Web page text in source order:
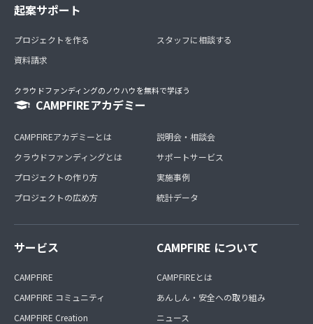
起案サポート
プロジェクトを作る
資料請求
スタッフに相談する
クラウドファンディングのノウハウを無料で学ぼう
CAMPFIREアカデミー
CAMPFIREアカデミーとは
クラウドファンディングとは
プロジェクトの作り方
プロジェクトの広め方
説明会・相談会
サポートサービス
実施事例
統計データ
サービス
CAMPFIRE
CAMPFIRE コミュニティ
CAMPFIRE Creation
CAMPFIRE について
CAMPFIREとは
あんしん・安全への取り組み
ニュース